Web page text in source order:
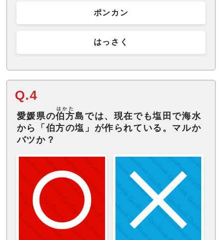
ポンカン
はっさく
Q.4
愛媛県の伯方
はかた
島では、現在でも塩田で海水
から「伯方の塩」が作られている。マルか
バツか？